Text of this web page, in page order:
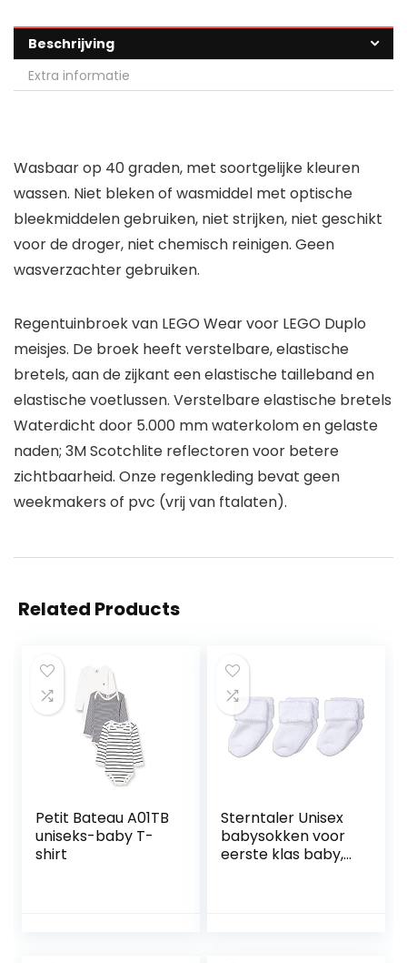
Beschrijving
Extra informatie
Wasbaar op 40 graden, met soortgelijke kleuren
wassen. Niet bleken of wasmiddel met optische
bleekmiddelen gebruiken, niet strijken, niet geschikt
voor de droger, niet chemisch reinigen. Geen
wasverzachter gebruiken.
Regentuinbroek van LEGO Wear voor LEGO Duplo
meisjes. De broek heeft verstelbare, elastische
bretels, aan de zijkant een elastische tailleband en
elastische voetlussen. Verstelbare elastische bretels
Waterdicht door 5.000 mm waterkolom en gelaste
naden; 3M Scotchlite reflectoren voor betere
zichtbaarheid. Onze regenkleding bevat geen
weekmakers of pvc (vrij van ftalaten).
Related Products
Petit Bateau A01TB
uniseks-baby T-
shirt
Sterntaler Unisex
babysokken voor
eerste klas baby,